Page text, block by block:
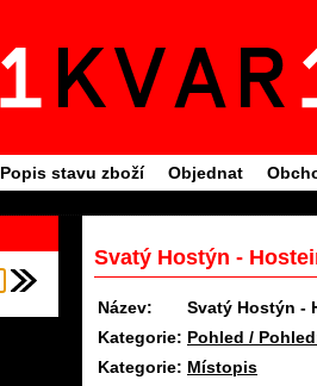
Popis stavu zboží Objednat
Svatý Hostýn -
Název:
Svatý Hostýn -
Kategorie: Pohled /
Kategorie: Místopis